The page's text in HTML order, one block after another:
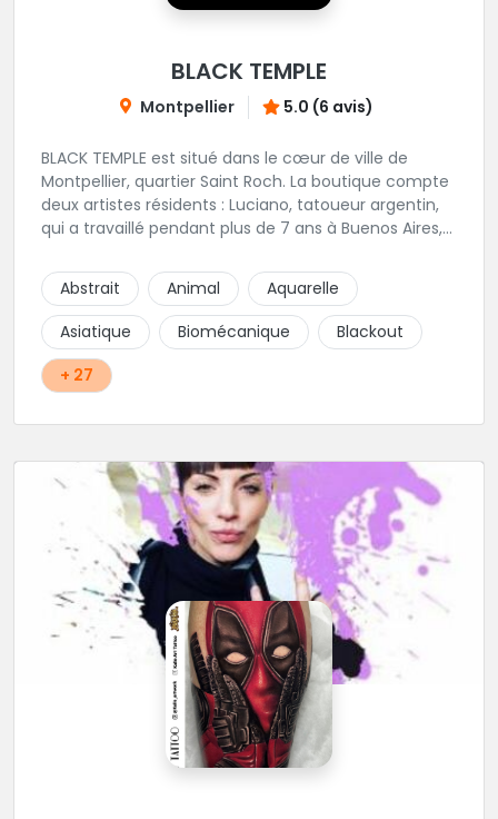
BLACK TEMPLE
Montpellier 5.0 (6 avis)
BLACK TEMPLE est situé dans le cœur de ville de
Montpellier, quartier Saint Roch. La boutique compte
deux artistes résidents : Luciano, tatoueur argentin,
qui a travaillé pendant plus de 7 ans à Buenos Aires,
qui a travaillé dans plusieurs boutiques de la ville
avant de rejoindre notre équipe. La boutique
accueille plusieurs artistes tatoueurs en tant que
guests tout au long de l'année afin de proposer
d'autres styles.
Abstrait Animal
Aquarelle
Asiatique
Biomécanique
Blackout
+ 27